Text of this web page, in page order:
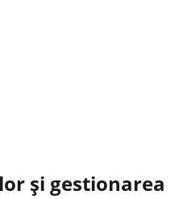
și gestionarea